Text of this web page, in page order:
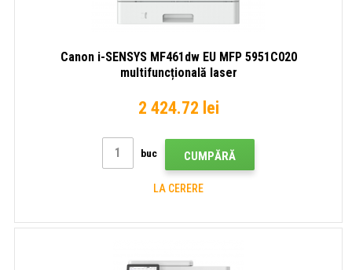
Canon i-SENSYS MF461dw EU MFP 5951C020
multifuncțională laser
2 424.72 lei
buc CUMPĂRĂ
LA CERERE